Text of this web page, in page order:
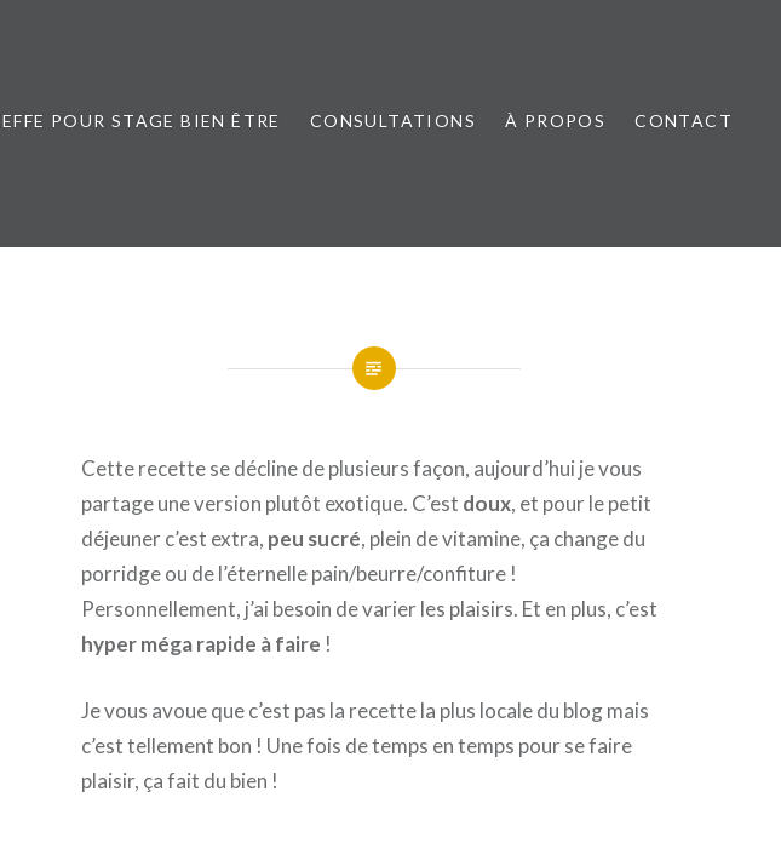
POUR STAGE BIEN ÊTRE CONSULTATIONS À PROPOS CONTACT
Cette recette se décline de plusieurs façon, aujourd’hui je vous
partage une version plutôt exotique. C’est doux, et pour le petit
déjeuner c’est extra, peu sucré, plein de vitamine, ça change du
porridge ou de l’éternelle pain/beurre/confiture !
Personnellement, j’ai besoin de varier les plaisirs. Et en plus, c’est
hyper méga rapide à faire !
Je vous avoue que c’est pas la recette la plus locale du blog mais
c’est tellement bon ! Une fois de temps en temps pour se faire
plaisir, ça fait du bien !